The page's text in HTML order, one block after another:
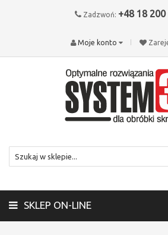
Zadzwoń: +48 18 200
Moje konto
SKLEP ON-LINE